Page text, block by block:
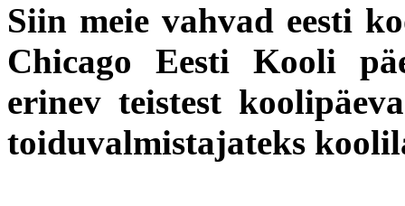
Siin meie vahvad eesti
Chicago Eesti Kooli
erinev teistest
toiduvalmistajateks